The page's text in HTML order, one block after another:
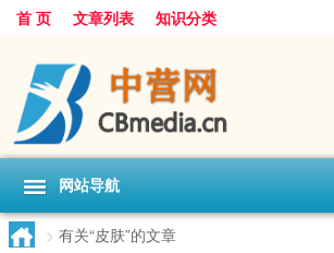
首 页 文章列表 知识分类
网站导航
> 有关“皮肤”的文章